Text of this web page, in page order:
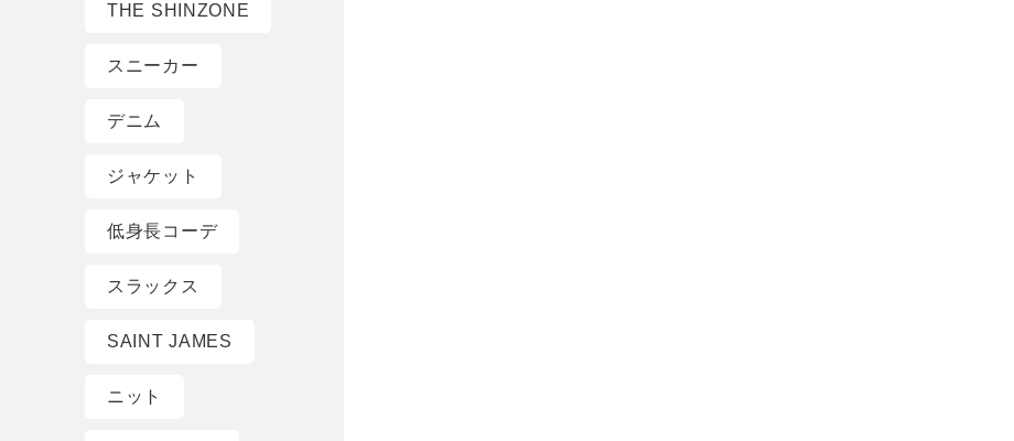
THE SHINZONE
スニーカー
デニム
ジャケット
低身長コーデ
スラックス
SAINT JAMES
ニット